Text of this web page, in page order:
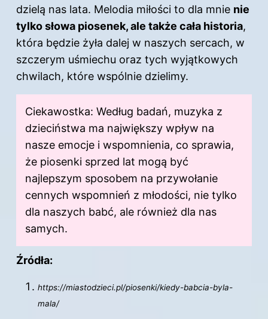
dzielą nas lata. Melodia miłości to dla mnie nie
tylko słowa piosenek, ale także cała historia,
która będzie żyła dalej w naszych sercach, w
szczerym uśmiechu oraz tych wyjątkowych
chwilach, które wspólnie dzielimy.
Ciekawostka: Według badań, muzyka z
dzieciństwa ma największy wpływ na
nasze emocje i wspomnienia, co sprawia,
że piosenki sprzed lat mogą być
najlepszym sposobem na przywołanie
cennych wspomnień z młodości, nie tylko
dla naszych babć, ale również dla nas
samych.
Źródła:
https://miastodzieci.pl/piosenki/kiedy-babcia-byla-
mala/